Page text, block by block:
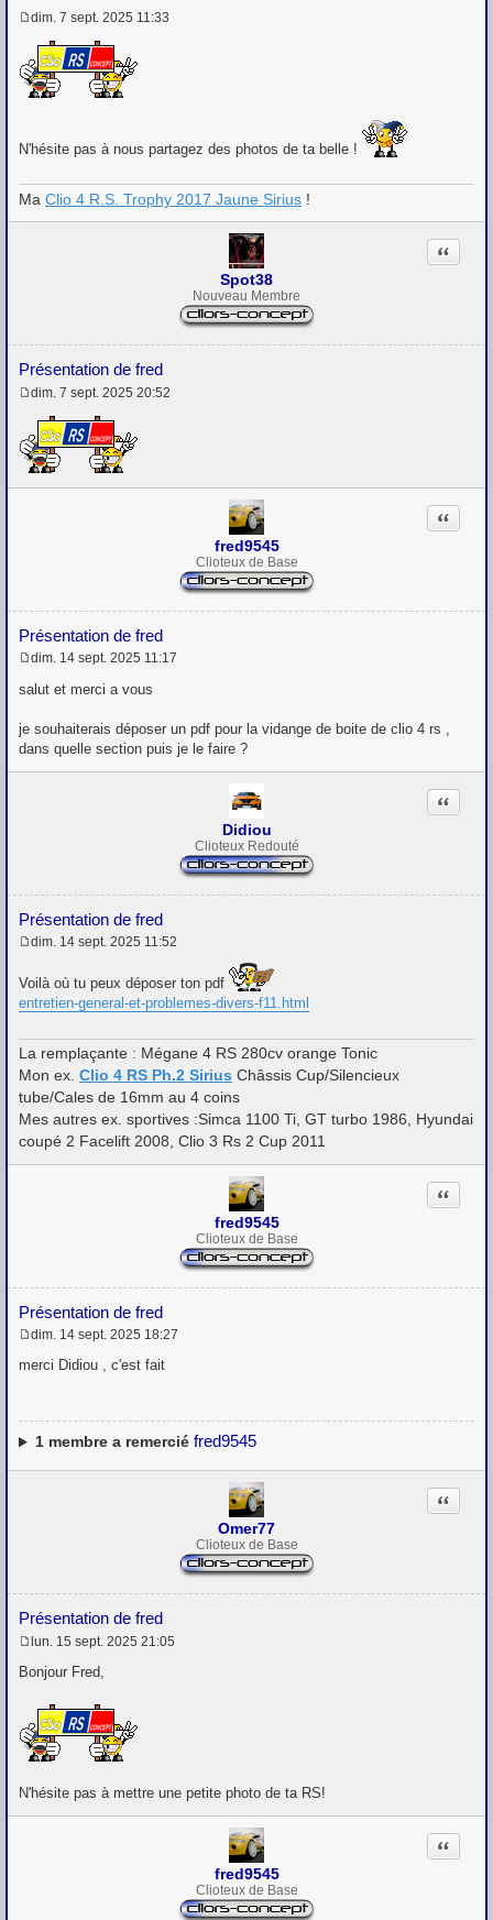
e
s
s
a
dim. 7 sept. 2025 11:33
N'hésite pas à nous partagez des photos de ta belle !
Ma Clio 4 R.S. Trophy 2017 Jaune Sirius !
Spot38
Nouveau Membre
Présentation de fred
Citation
e
s
s
a
dim. 7 sept. 2025 20:52
fred9545
Clioteux de Base
Présentation de fred
Citation
e
a
g
dim. 14 sept. 2025 11:17
salut et merci a vous
je souhaiterais déposer un pdf pour la vidange de boite de clio 4 rs ,
dans quelle section puis je le faire ?
Didiou
Clioteux Redouté
Présentation de fred
Citation
s
s
a
dim. 14 sept. 2025 11:52
Voilà où tu peux déposer ton pdf
entretien-general-et-problemes-divers-f11.html
La remplaçante : Mégane 4 RS 280cv orange Tonic
Mon ex. Clio 4 RS Ph.2 Sirius Châssis Cup/Silencieux
tube/Cales de 16mm au 4 coins
Mes autres ex. sportives :Simca 1100 Ti, GT turbo 1986, Hyundai
coupé 2 Facelift 2008, Clio 3 Rs 2 Cup 2011
fred9545
Clioteux de Base
Présentation de fred
Citation
e
g
e
dim. 14 sept. 2025 18:27
merci Didiou , c'est fait
1membre a remercié fred9545
Omer77
Clioteux de Base
Présentation de fred
Citation
e
g
e
lun. 15 sept. 2025 21:05
Bonjour Fred,
N'hésite pas à mettre une petite photo de ta RS!
fred9545
Clioteux de Base
Citation